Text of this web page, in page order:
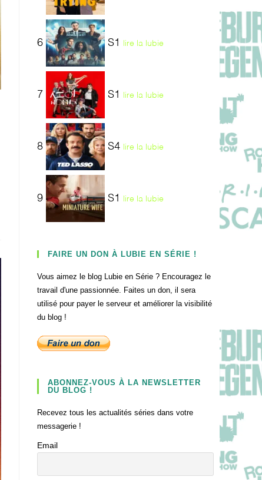
6 S1 lire la lubie
7 S1 lire la lubie
8 S4 lire la lubie
9 S1 lire la lubie
FAIRE UN DON À LUBIE EN SÉRIE !
Vous aimez le blog Lubie en Série ? Encouragez le
travail d'une passionnée. Faites un don, il sera
utilisé pour payer le serveur et améliorer la visibilité
du blog !
ABONNEZ-VOUS À LA NEWSLETTER
DU BLOG !
Recevez tous les actualités séries dans votre
messagerie !
Email